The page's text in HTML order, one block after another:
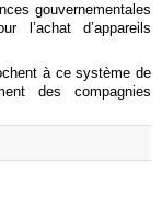
gouvernementales
l’achat d’appareils
à ce système de
des compagnies